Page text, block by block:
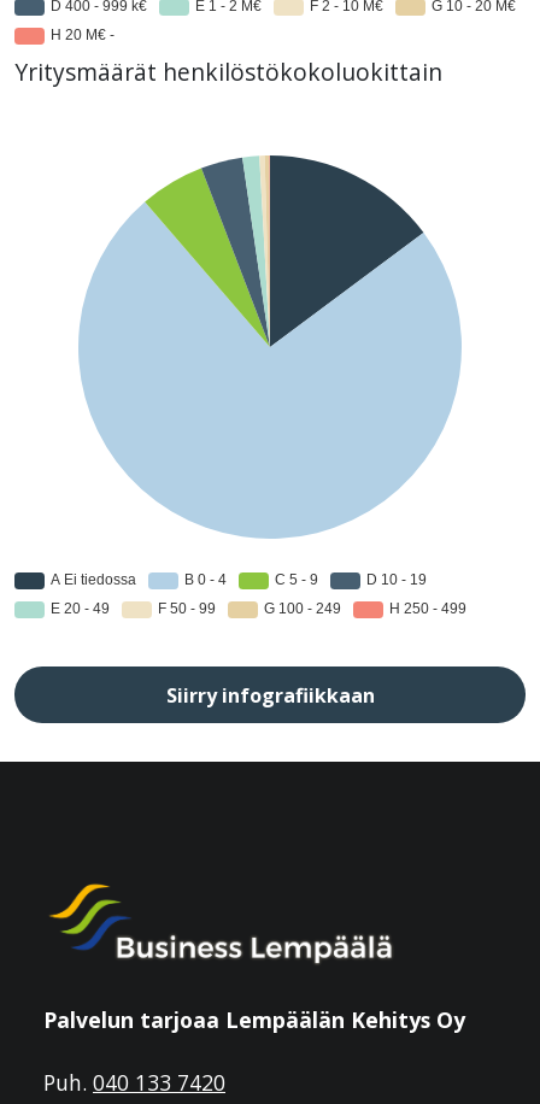
Yritysmäärät henkilöstökokoluokittain
Siirry infografiikkaan
Palvelun tarjoaa Lempäälän Kehitys Oy
Puh. 040 133 7420